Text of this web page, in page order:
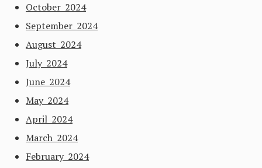
October 2024
September 2024
August 2024
July 2024
June 2024
May 2024
April 2024
March 2024
February 2024